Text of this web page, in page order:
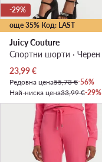
още 35% Код: LAST
-29%
Juicy Couture
Спортни шорти · Черен
Актуална цена
23,99€
Редовна цена55,73 €-56%
Най-ниска цена33,99 €-29%